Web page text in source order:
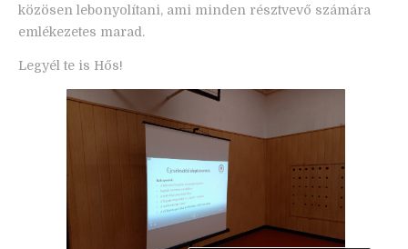
közösen lebonyolítani, ami minden résztvevő számára
emlékezetes marad.
Legyél te is Hős!